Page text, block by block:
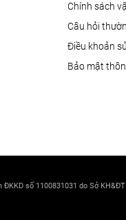
Chính sách
Câu hỏi
Điều khoản
Bảo mật
số 1100831031 do Sở